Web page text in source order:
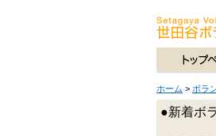
ホーム > ボラ
●新着ボ